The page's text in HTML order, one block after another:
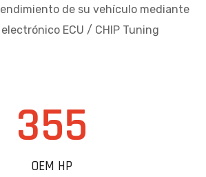
de su vehículo mediante
ECU / CHIP Tuning
355
OEM HP